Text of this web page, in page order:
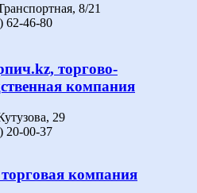
8/21
62-46-80
торгово-
компания
29
20-00-37
компания